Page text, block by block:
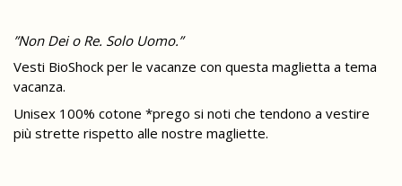
”Non Dei o Re. Solo Uomo.”
Vesti BioShock per le vacanze con questa maglietta a tema
vacanza.
Unisex 100% cotone *prego si noti che tendono a vestire
più strette rispetto alle nostre magliette.